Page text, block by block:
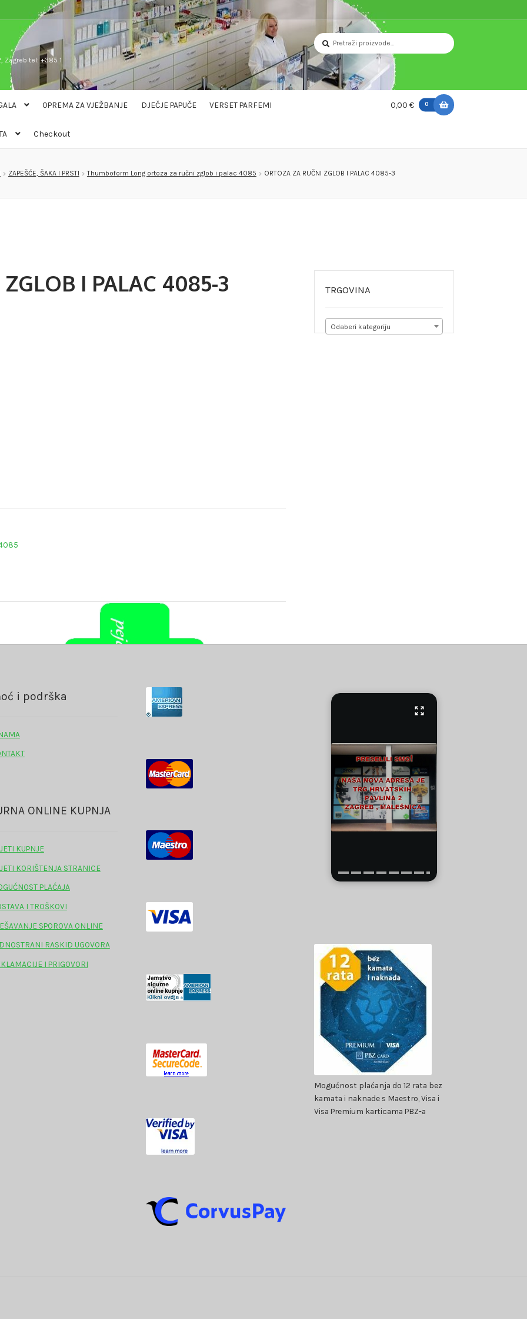
Zagreb tel: +385 1
Pretraži:
Pretraži
OPREMA ZA VJEŽBANJE DJEČJE PAPUČE VERSET PARFEMI
Checkout
0,00 € 0
ZAPEŠĆE, ŠAKA I PRSTI Thumboform Long ortoza za ručni zglob i palac 4085 ORTOZA ZA RUČNI ZGLOB I PALAC 4085-3
I PALAC 4085-3 TRGOVINA
Odaberi kategoriju
i podrška
ONLINE KUPNJA
KUPNJE
KORIŠTENJA STRANICE
PLAĆAJA
I TROŠKOVI
SPOROVA ONLINE
RASKID UGOVORA
I PRIGOVORI
Mogućnost plaćanja do 12 rata bez
kamata i naknade s Maestro, Visa i
Visa Premium karticama PBZ-a